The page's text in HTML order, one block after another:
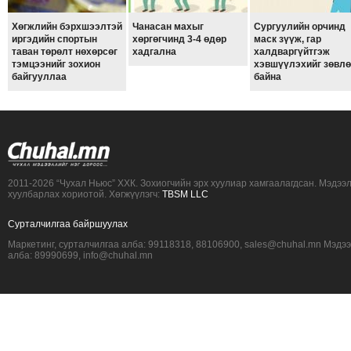
ТОЙРОНД
ЗӨРЧЛИЙН
ХУУЛИЙН
ЭРГЭН
Хөгжлийн бэрхшээлтэй
иргэдийн спортын
таван төрөлт нөхөрсөг
тэмцээнийг зохион
байгууллаа
Чанасан махыг
хөргөгчинд 3-4 өдөр
хадгална
Сургуулийн орчинд
маск зүүж, гар
халдваргүйтгэж
хэвшүүлэхийг
байна
2011-2026 “Чухал Ньюс” ХХК. Зохиогчийн эрх хуулиар хамгаалагдсан.
хуулбарлах хориотой. Хөгжүүлэгч: TBSM LLC
Сурталчилгаа байршуулах
Маркетинг, сурталчилгаа алба: 99118318, 88106900, sales@chuhal.mn
алба: 89990699, info@chuhal.mn